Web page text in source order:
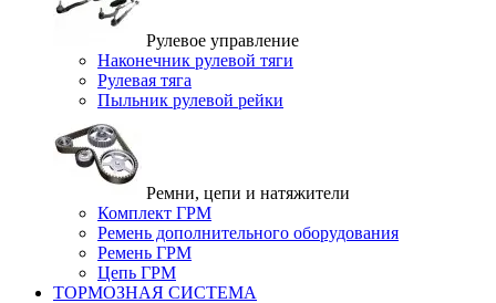
Рулевое управление
Наконечник рулевой тяги
Рулевая тяга
Пыльник рулевой рейки
Ремни, цепи и натяжители
Комплект ГРМ
Ремень дополнительного оборудования
Ремень ГРМ
Цепь ГРМ
ТОРМОЗНАЯ СИСТЕМА